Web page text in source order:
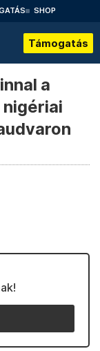
SHOP
Támogatás
a